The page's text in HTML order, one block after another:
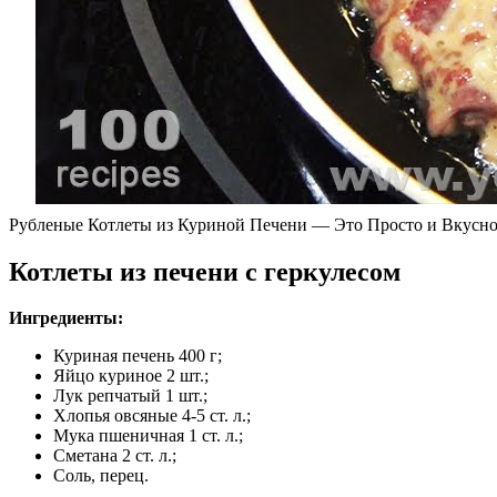
Рубленые Котлеты из Куриной Печени — Это Просто и Вкусно
Котлеты из печени с геркулесом
Ингредиенты:
Куриная печень 400 г;
Яйцо куриное 2 шт.;
Лук репчатый 1 шт.;
Хлопья овсяные 4-5 ст. л.;
Мука пшеничная 1 ст. л.;
Сметана 2 ст. л.;
Соль, перец.